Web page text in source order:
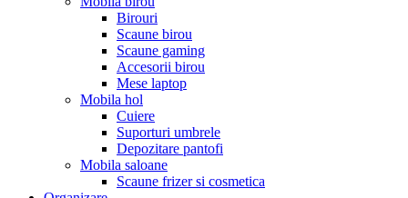
Birouri
Scaune birou
Scaune gaming
Accesorii birou
Mese laptop
Mobila hol
Cuiere
Suporturi umbrele
Depozitare pantofi
Mobila saloane
Scaune frizer si cosmetica